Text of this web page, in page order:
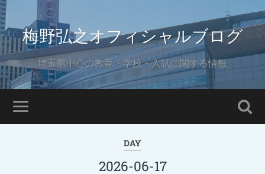
梅野弘之オフィシャルブログ
埼玉県中心の教育・学校・入試に関する情報
DAY
2026-06-17